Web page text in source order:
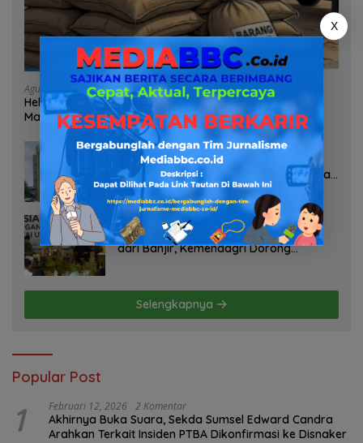
Agustus 7, 2026
Heboh Tumpukan Karung Diduga Pasir Timah di Pos AL
Manggar, Danlanal Babel: Masih Kami Dalami
Agustus 7, 2026
Pelayanan Kinerja Dan Transparansi
Sanksi P2TL PLN Dipertanyakan, Upaya
Konfirmasi GM PLN UID S2JB Terkesan
Tutup Mata
Agustus 7, 2026
Selamatkan Lahan Pertanian Brebes
dari Banjir, Kemendagri Dorong
Selengkapnya
Popular Post
1 Februari 12, 2026 2 Komentar
Akhirnya Buka Suara, Sekda Sumsel Edward Candra
Arahkan Terkait Insiden PTBA Dikonfirmasi ke Disnaker
X